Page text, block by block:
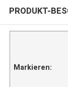
PRODUKT-
Markieren: